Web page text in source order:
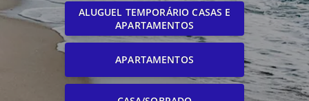
ALUGUEL TEMPORÁRIO CASAS E
APARTAMENTOS
APARTAMENTOS